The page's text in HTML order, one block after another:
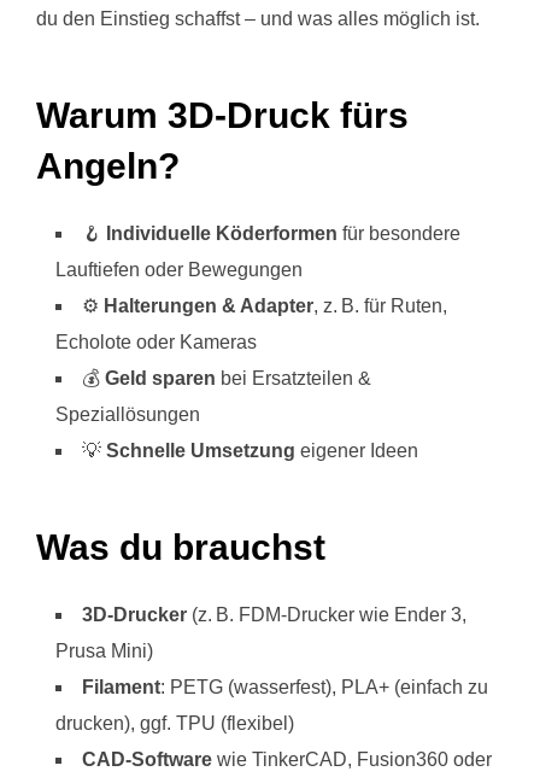
du den Einstieg schaffst – und was alles möglich ist.
Warum 3D-Druck fürs
Angeln?
🪝 Individuelle Köderformen für besondere
Lauftiefen oder Bewegungen
⚙️ Halterungen & Adapter, z. B. für Ruten,
Echolote oder Kameras
💰 Geld sparen bei Ersatzteilen &
Speziallösungen
💡 Schnelle Umsetzung eigener Ideen
Was du brauchst
3D-Drucker (z. B. FDM-Drucker wie Ender 3,
Prusa Mini)
Filament: PETG (wasserfest), PLA+ (einfach zu
drucken), ggf. TPU (flexibel)
CAD-Software wie TinkerCAD, Fusion360 oder